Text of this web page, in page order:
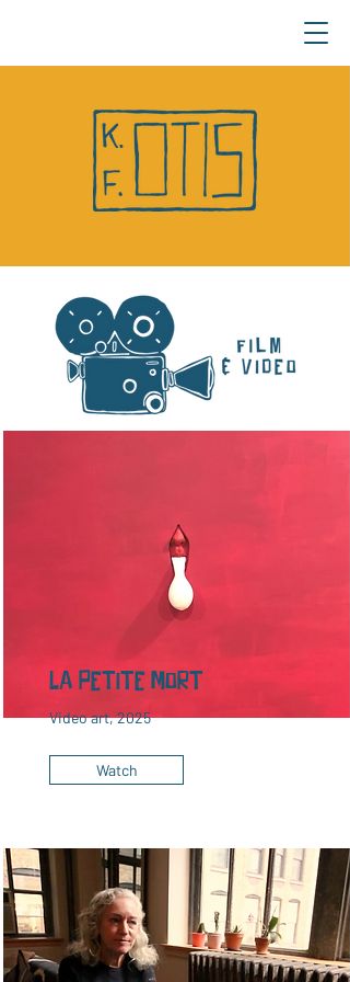
La Petite Mort
Video art, 2025
Watch